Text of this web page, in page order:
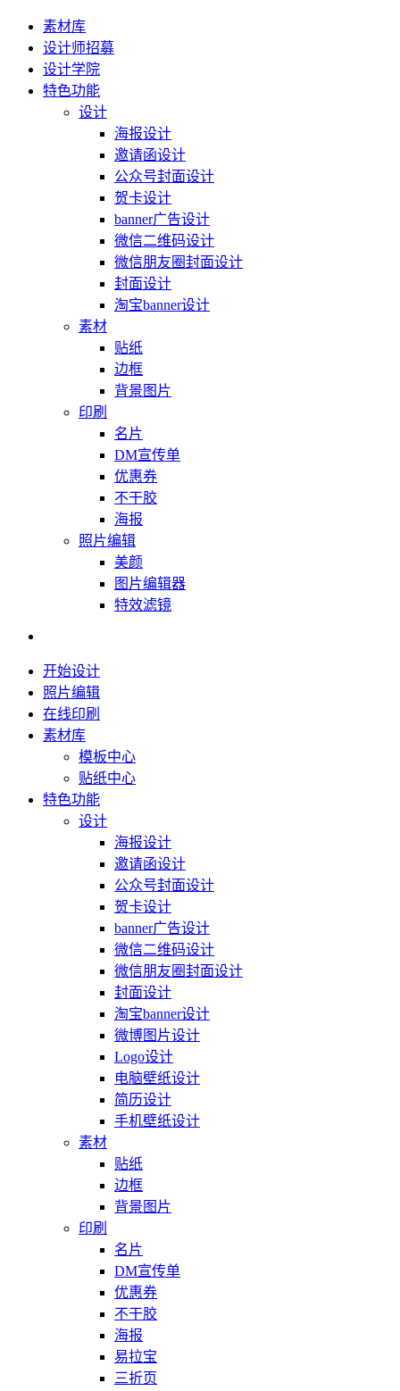
素材库
设计师招募
设计学院
特色功能
设计
海报设计
邀请函设计
公众号封面设计
贺卡设计
banner广告设计
微信二维码设计
微信朋友圈封面设计
封面设计
淘宝banner设计
素材
贴纸
边框
背景图片
印刷
名片
DM宣传单
优惠券
不干胶
海报
照片编辑
美颜
图片编辑器
特效滤镜
开始设计
照片编辑
在线印刷
素材库
模板中心
贴纸中心
特色功能
设计
海报设计
邀请函设计
公众号封面设计
贺卡设计
banner广告设计
微信二维码设计
微信朋友圈封面设计
封面设计
淘宝banner设计
微博图片设计
Logo设计
电脑壁纸设计
简历设计
手机壁纸设计
素材
贴纸
边框
背景图片
印刷
名片
DM宣传单
优惠券
不干胶
海报
易拉宝
三折页